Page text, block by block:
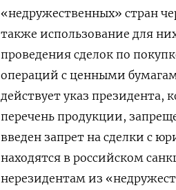
«недружественных» стран
также использование для
проведения сделок по
операций с ценными
действует указ президента,
перечень продукции,
введен запрет на сделки с
находятся в российском
нерезидентам из